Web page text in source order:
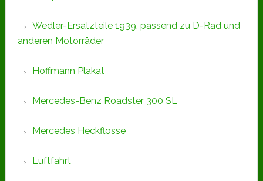
Wedler-Ersatzteile 1939, passend zu D-Rad und
anderen Motorräder
Hoffmann Plakat
Mercedes-Benz Roadster 300 SL
Mercedes Heckflosse
Luftfahrt